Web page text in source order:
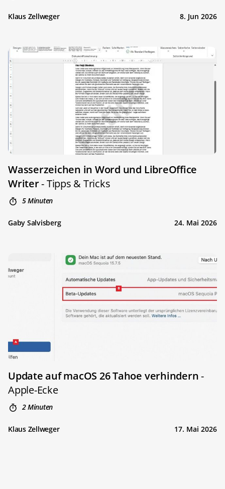
Klaus Zellweger 8. Jun 2026
Wasserzeichen in Word und LibreOffice
Writer- Tipps & Tricks
5 Minuten
Gaby Salvisberg 24. Mai 2026
Update auf macOS 26 Tahoe verhindern-
Apple-Ecke
2 Minuten
Klaus Zellweger 17. Mai 2026